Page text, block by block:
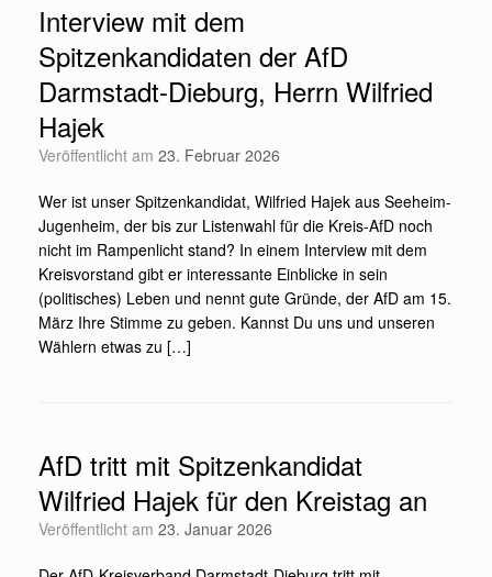
Interview mit dem
Spitzenkandidaten der AfD
Darmstadt-Dieburg, Herrn Wilfried
Hajek
Veröffentlicht am 23. Februar 2026
Wer ist unser Spitzenkandidat, Wilfried Hajek aus Seeheim-
Jugenheim, der bis zur Listenwahl für die Kreis-AfD noch
nicht im Rampenlicht stand? In einem Interview mit dem
Kreisvorstand gibt er interessante Einblicke in sein
(politisches) Leben und nennt gute Gründe, der AfD am 15.
März Ihre Stimme zu geben. Kannst Du uns und unseren
Wählern etwas zu […]
AfD tritt mit Spitzenkandidat
Wilfried Hajek für den Kreistag an
Veröffentlicht am 23. Januar 2026